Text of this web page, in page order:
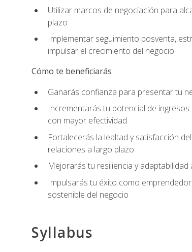
Utilizar marcos de negociación para
plazo
Implementar seguimiento posventa,
impulsar el crecimiento del negocio
Cómo te beneficiarás
Ganarás confianza para presentar tu
Incrementarás tu potencial de
con mayor efectividad
Fortalecerás la lealtad y satisfacción
relaciones a largo plazo
Mejorarás tu resiliencia y
Impulsarás tu éxito como
sostenible del negocio
Syllabus